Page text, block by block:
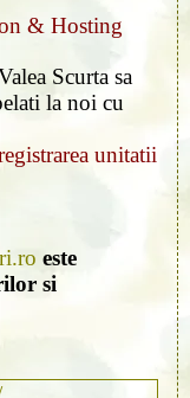
& Hosting
Scurta sa
la noi cu
unitatii
este
si